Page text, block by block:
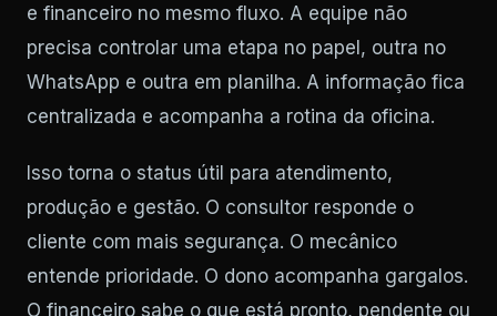
e financeiro no mesmo fluxo. A equipe não
precisa controlar uma etapa no papel, outra no
WhatsApp e outra em planilha. A informação fica
centralizada e acompanha a rotina da oficina.
Isso torna o status útil para atendimento,
produção e gestão. O consultor responde o
cliente com mais segurança. O mecânico
entende prioridade. O dono acompanha gargalos.
O financeiro sabe o que está pronto, pendente ou